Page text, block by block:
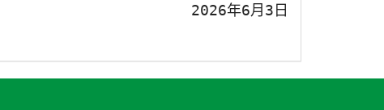
2026年6月 3日